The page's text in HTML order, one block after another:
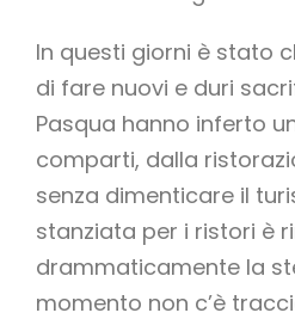
In questi giorni è stato
di fare nuovi e duri
Pasqua hanno inferto
comparti, dalla
senza dimenticare il
stanziata per i ristori è
drammaticamente la
momento non c’è